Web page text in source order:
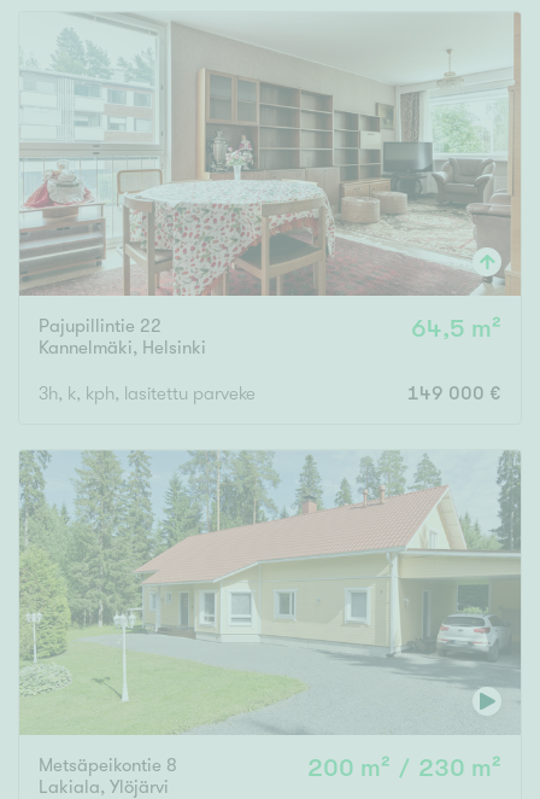
Pajupillintie 22
Kannelmäki, Helsinki
64,5 m²
3h, k, kph, lasitettu parveke 149 000 €
Metsäpeikontie 8
Lakiala, Ylöjärvi
200 m² / 230 m²